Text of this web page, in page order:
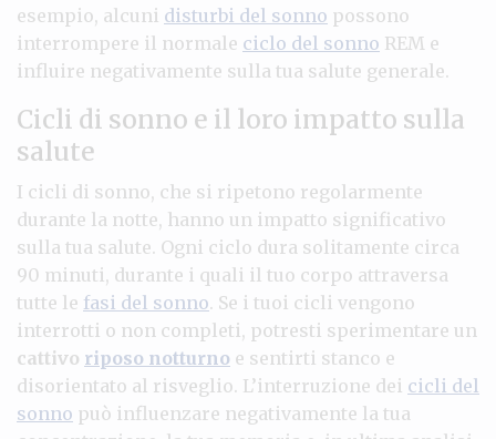
esempio, alcuni disturbi del sonno possono
interrompere il normale ciclo del sonno REM e
influire negativamente sulla tua salute generale.
Cicli di sonno e il loro impatto sulla
salute
I cicli di sonno, che si ripetono regolarmente
durante la notte, hanno un impatto significativo
sulla tua salute. Ogni ciclo dura solitamente circa
90 minuti, durante i quali il tuo corpo attraversa
tutte le fasi del sonno. Se i tuoi cicli vengono
interrotti o non completi, potresti sperimentare un
cattivo riposo notturno e sentirti stanco e
disorientato al risveglio. L’interruzione dei cicli del
sonno può influenzare negativamente la tua